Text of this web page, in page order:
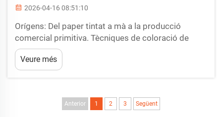
2026-04-16 08:51:10
Orígens: Del paper tintat a mà a la producció
comercial primitiva. Tècniques de coloració de
paper a l'antiguitat i al segle XIX. Les versions més
antigues tenien més relació amb la idea de paper
de seda de colors que qualsevol altra cosa. Ja a
Veure més
Anterior 1 2 3 Següent